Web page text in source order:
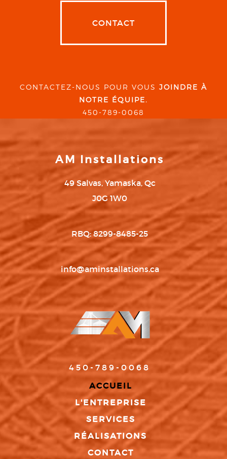
CONTACT
CONTACTEZ-NOUS POUR VOUS JOINDRE À
NOTRE ÉQUIPE.
450-789-0068
AM Installations
49 Salvas, Yamaska, Qc
J0G 1W0
RBQ: 8299-8485-25
info@aminstallations.ca
450-789-0068
ACCUEIL
L'ENTREPRISE
SERVICES
RÉALISATIONS
CONTACT